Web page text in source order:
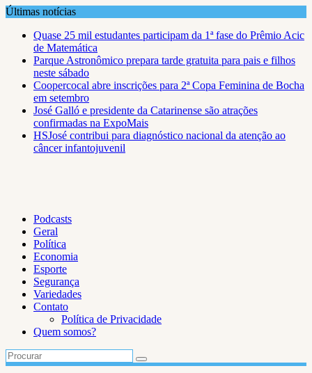
Skip
content
Últimas notícias
Quase 25 mil estudantes participam da 1ª fase do Prêmio Acic
de Matemática
Parque Astronômico prepara tarde gratuita para pais e filhos
neste sábado
Coopercocal abre inscrições para 2ª Copa Feminina de Bocha
em setembro
José Galló e presidente da Catarinense são atrações
confirmadas na ExpoMais
HSJosé contribui para diagnóstico nacional da atenção ao
câncer infantojuvenil
Podcasts
Geral
Política
Economia
Esporte
Segurança
Variedades
Contato
Política de Privacidade
Quem somos?